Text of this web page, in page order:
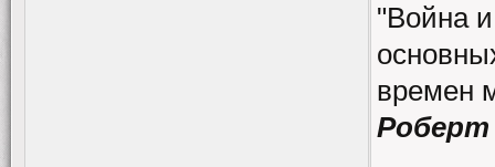
"Война
времен